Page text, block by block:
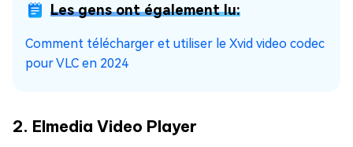
Les gens ont également lu:
Comment télécharger et utiliser le Xvid video codec
pour VLC en 2024
2. Elmedia Video Player